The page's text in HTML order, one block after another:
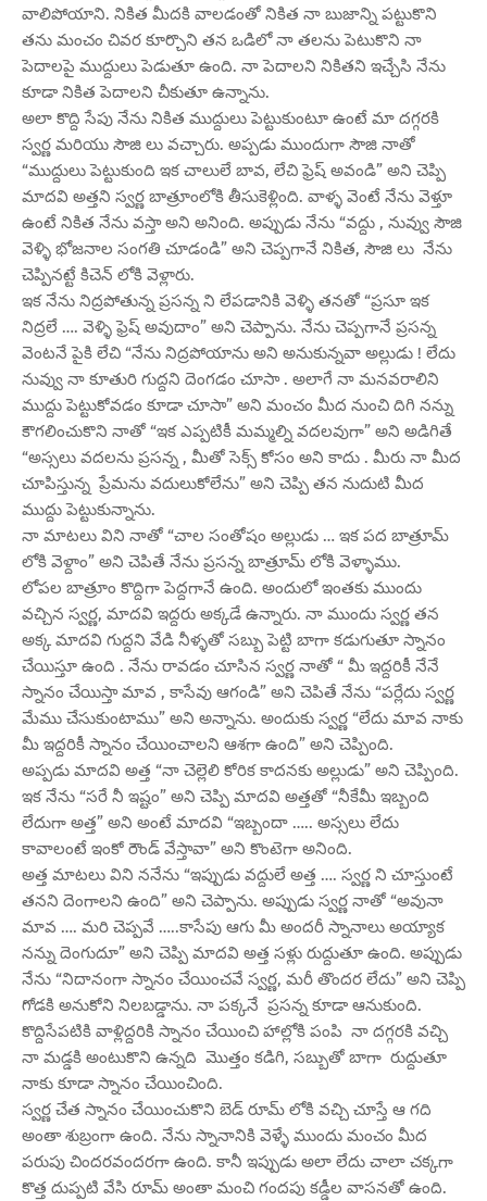
వాలిపోయాని. నికిత మీదకి వాలడంతో నికిత నా బుజాన్ని పట్టుకొని
తను మంచం చివర కూర్చొని తన ఒడిలో నా తలను పెటుకొని నా
పెదాలపై ముద్దులు పెడుతూ ఉంది. నా పెదాలని నికితని ఇచ్చేసి నేను
కూడా నికిత పెదాలని చీకుతూ ఉన్నాను.
అలా కొద్ది సేపు నేను నికిత ముద్దులు పెట్టుకుంటూ ఉంటే మా దగ్గరకి
స్వర్ణ మరియు సౌజి లు వచ్చారు. అప్పడు ముందుగా సౌజి నాతో
“ముద్దులు పెట్టుకుంది ఇక చాలులే బావ, లేచి ఫ్రెష్ అవండి” అని చెప్పి
మాదవి అత్తని స్వర్ణ బాత్రూంలోకి తీసుకెళ్లింది. వాళ్ళ వెంటే నేను వెళ్తూ
ఉంటే నికిత నేను వస్తా అని అనింది. అప్పుడు నేను “వద్దు , నువ్వు సౌజి
వెళ్ళి భోజనాల సంగతి చూడండి” అని చెప్పగానే నికిత, సౌజి లు నేను
చెప్పినట్టే కిచెన్ లోకి వెళ్లారు.
ఇక నేను నిద్రపోతున్న ప్రసన్న ని లేపడానికి వెళ్ళి తనతో “ప్రసూ ఇక
నిద్రలే …. వెళ్ళి ఫ్రెష్ అవుదాం” అని చెప్పాను. నేను చెప్పగానే ప్రసన్న
వెంటనే పైకి లేచి “నేను నిద్రపోయాను అని అనుకున్నవా అల్లుడు ! లేదు
నువ్వు నా కూతురి గుద్దని దెంగడం చూసా . అలాగే నా మనవరాలిని
ముద్దు పెట్టుకోవడం కూడా చూసా” అని మంచం మీద నుంచి దిగి నన్ను
కౌగలించుకొని నాతో “ఇక ఎప్పటికీ మమ్మల్ని వదలవుగా” అని అడిగితే
“అస్సలు వదలను ప్రసన్న , మీతో సెక్స్ కోసం అని కాదు . మీరు నా మీద
చూపిస్తున్న ప్రేమను వదులుకోలేను” అని చెప్పి తన నుదుటి మీద
ముద్దు పెట్టుకున్నాను.
నా మాటలు విని నాతో “చాల సంతోషం అల్లుడు … ఇక పద బాత్రూమ్
లోకి వెళ్దాం” అని చెపితే నేను ప్రసన్న బాత్రూమ్ లోకి వెళ్ళాము.
లోపల బాత్రూం కొద్దిగా పెద్దగానే ఉంది. అందులో ఇంతకు ముందు
వచ్చిన స్వర్ణ, మాదవి ఇద్దరు అక్కడే ఉన్నారు. నా ముందు స్వర్ణ తన
అక్క మాదవి గుద్దని వేడి నీళ్ళతో సబ్బు పెట్టి బాగా కడుగుతూ స్నానం
చేయిస్తూ ఉంది . నేను రావడం చూసిన స్వర్ణ నాతో “ మీ ఇద్దరికీ నేనే
స్నానం చేయిస్తా మావ , కాసేవు ఆగండి” అని చెపితే నేను “పర్లేదు స్వర్ణ
మేము చేసుకుంటాము” అని అన్నాను. అందుకు స్వర్ణ “లేదు మావ నాకు
మీ ఇద్దరికీ స్నానం చేయించాలని ఆశగా ఉంది” అని చెప్పింది.
అప్పడు మాదవి అత్త “నా చెల్లెలి కోరిక కాదనకు అల్లుడు” అని చెప్పింది.
ఇక నేను “సరే నీ ఇష్టం” అని చెప్పి మాదవి అత్తతో “నీకేమీ ఇబ్బంది
లేదుగా అత్త” అని అంటే మాదవి “ఇబ్బందా ….. అస్సలు లేదు
కావాలంటే ఇంకో రౌండ్ వేస్తావా” అని కొంటెగా అనింది.
అత్త మాటలు విని ననేను “ఇప్పుడు వద్దులే అత్త …. స్వర్ణ ని చూస్తుంటే
తనని దెంగాలని ఉంది” అని చెప్పాను. అప్పుడు స్వర్ణ నాతో “అవునా
మావ …. మరి చెప్పవే …..కాసేపు ఆగు మీ అందరీ స్నానాలు అయ్యాక
నన్ను దెంగుదూ” అని చెప్పి మాదవి అత్త సళ్లు రుద్దుతూ ఉంది. అప్పుడు
నేను “నిదానంగా స్నానం చేయించవే స్వర్ణ, మరీ తొందర లేదు” అని చెప్పి
గోడకి అనుకోని నిలబడ్డాను. నా పక్కనే ప్రసన్న కూడా ఆనుకుంది.
కొద్దిసేపటికి వాళ్లిద్దరికి స్నానం చేయించి హాల్లోకి పంపి నా దగ్గరకి వచ్చి
నా మడ్డకి అంటుకొని ఉన్నది మొత్తం కడిగి, సబ్బుతో బాగా రుద్దుతూ
నాకు కూడా స్నానం చేయించింది.
స్వర్ణ చేత స్నానం చేయించుకొని బెడ్ రూమ్ లోకి వచ్చి చూస్తే ఆ గది
అంతా శుబ్రంగా ఉంది. నేను స్నానానికి వెళ్ళే ముందు మంచం మీద
పరుపు చిందరవందరగా ఉంది. కానీ ఇప్పుడు అలా లేదు చాలా చక్కగా
కొత్త దుప్పటి వేసి రూమ్ అంతా మంచి గందపు కడ్డీల వాసనతో ఉంది.